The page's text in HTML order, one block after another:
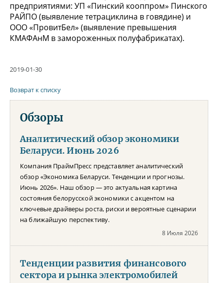
предприятиями: УП «Пинский кооппром» Пинского
РАЙПО (выявление тетрациклина в говядине) и
ООО «ПровитБел» (выявление превышения
КМАФАнМ в замороженных полуфабрикатах).
2019-01-30
Возврат к списку
Обзоры
Аналитический обзор экономики
Беларуси. Июнь 2026
Компания ПраймПресс представляет аналитический
обзор «Экономика Беларуси. Тенденции и прогнозы.
Июнь 2026». Наш обзор — это актуальная картина
состояния белорусской экономики с акцентом на
ключевые драйверы роста, риски и вероятные сценарии
на ближайшую перспективу.
8 Июля 2026
Тенденции развития финансового
сектора и рынка электромобилей